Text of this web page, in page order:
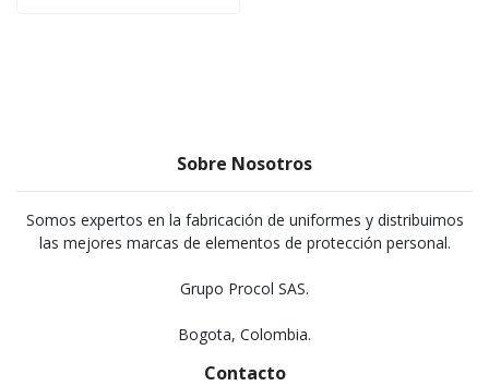
Sobre Nosotros
Somos expertos en la fabricación de uniformes y distribuimos
las mejores marcas de elementos de protección personal.
Grupo Procol SAS.
Bogota, Colombia.
Contacto